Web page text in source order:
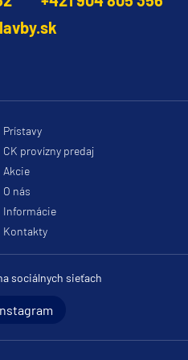
Prístavy
CK provízny predaj
Akcie
O nás
Informácie
Kontakty
sociálnych sieťach